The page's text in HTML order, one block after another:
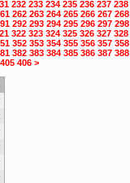
232 233 234 235 236 237 238
262 263 264 265 266 267 268
292 293 294 295 296 297 298
322 323 324 325 326 327 328
352 353 354 355 356 357 358
382 383 384 385 386 387 388
405 406 >